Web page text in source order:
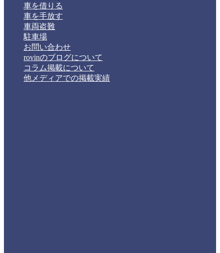
車を借りる
車を手放す
車両盗難
駐車場
お問い合わせ
rovinのブログについて
コラム掲載について
他メディアでの掲載実績